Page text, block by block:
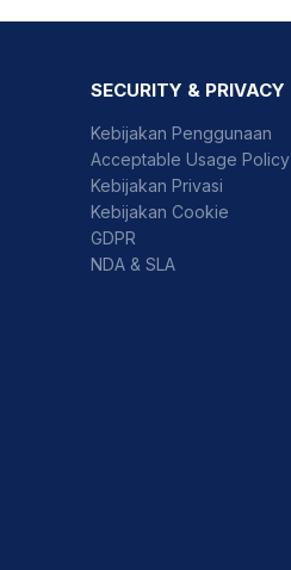
SECURITY & PRIVACY
Kebijakan Penggunaan
Acceptable Usage Policy
Kebijakan Privasi
Kebijakan Cookie
GDPR
NDA & SLA